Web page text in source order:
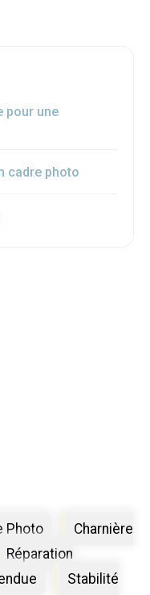
pour une
cadre photo
Photo
Charnière
Réparation
Stabilité